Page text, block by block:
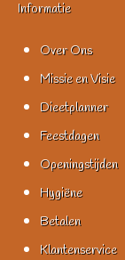
Informatie
Over Ons
Missie en Visie
Dieetplanner
Feestdagen
Openingstijden
Hygiëne
Betalen
Klantenservice